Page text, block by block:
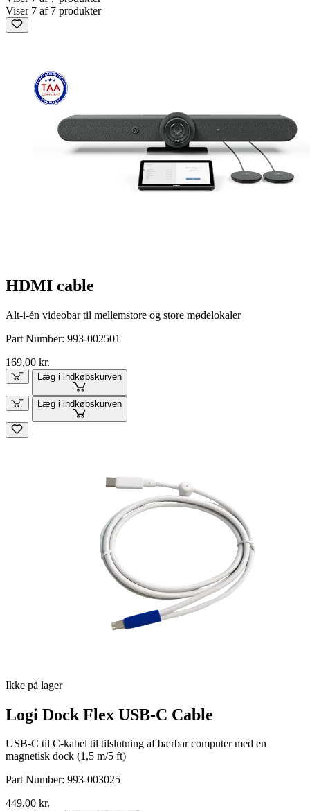
Viser 7 af 7 produkter
HDMI cable
Alt-i-én videobar til mellemstore og store mødelokaler
Part Number: 993-002501
169,00 kr.
Læg i indkøbskurven
Læg i indkøbskurven
Ikke på lager
Logi Dock Flex USB-C Cable
USB-C til C-kabel til tilslutning af bærbar computer med en
magnetisk dock (1,5 m/5 ft)
Part Number: 993-003025
449,00 kr.